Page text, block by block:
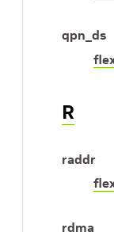
qpn_ds
R
raddr
rdma